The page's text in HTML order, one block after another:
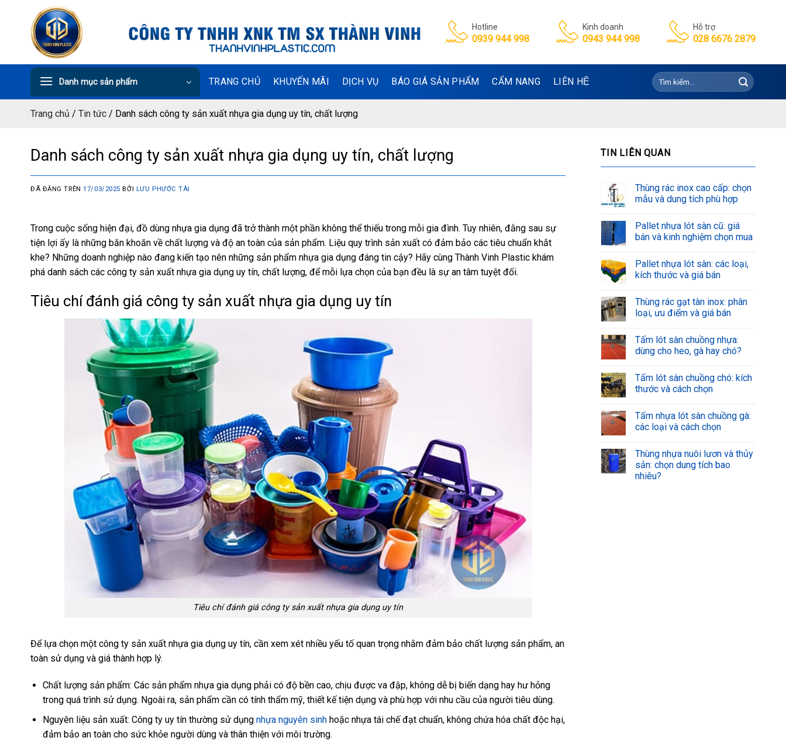
Hotline
0939 944 998
Kinh doanh
0943 944 998
Hỗ trợ
028 6676 2879
Danh mục sản phẩm TRANG CHỦ KHUYẾN MÃI DỊCH VỤ BÁO GIÁ SẢN PHẨM CẨM NANG LIÊN HỆ
Tìm
kiếm:
Trang chủ / Tin tức / Danh sách công ty sản xuất nhựa gia dụng uy tín, chất lượng
Danh sách công ty sản xuất nhựa gia dụng uy tín, chất lượng
ĐÃ ĐĂNG TRÊN17/03/2025 BỞI LƯU PHƯỚC TÀI
Trong cuộc sống hiện đại, đồ dùng nhựa gia dụng đã trở thành một phần không thể thiếu trong mỗi gia đình. Tuy nhiên, đằng sau sự
tiện lợi ấy là những băn khoăn về chất lượng và độ an toàn của sản phẩm. Liệu quy trình sản xuất có đảm bảo các tiêu chuẩn khắt
khe? Những doanh nghiệp nào đang kiến tạo nên những sản phẩm nhựa gia dụng đáng tin cậy? Hãy cùng Thành Vinh Plastic khám
phá danh sách các công ty sản xuất nhựa gia dụng uy tín, chất lượng, để mỗi lựa chọn của bạn đều là sự an tâm tuyệt đối.
Tiêu chí đánh giá công ty sản xuất nhựa gia dụng uy tín
Tiêu chí đánh giá công ty sản xuất nhựa gia dụng uy tín
Để lựa chọn một công ty sản xuất nhựa gia dụng uy tín, cần xem xét nhiều yếu tố quan trọng nhằm đảm bảo chất lượng sản phẩm, an
toàn sử dụng và giá thành hợp lý.
Chất lượng sản phẩm: Các sản phẩm nhựa gia dụng phải có độ bền cao, chịu được va đập, không dễ bị biến dạng hay hư hỏng
trong quá trình sử dụng. Ngoài ra, sản phẩm cần có tính thẩm mỹ, thiết kế tiện dụng và phù hợp với nhu cầu của người tiêu dùng.
Nguyên liệu sản xuất: Công ty uy tín thường sử dụng nhựa nguyên sinhhoặc nhựa tái chế đạt chuẩn, không chứa hóa chất độc hại,
đảm bảo an toàn cho sức khỏe người dùng và thân thiện với môi trường.
TIN LIÊN QUAN
Thùng rác inox cao cấp: chọn
mẫu và dung tích phù hợp
Pallet nhựa lót sàn cũ: giá
bán và kinh nghiệm chọn mua
Pallet nhựa lót sàn: các loại,
kích thước và giá bán
Thùng rác gạt tàn inox: phân
loại, ưu điểm và giá bán
Tấm lót sàn chuồng nhựa:
dùng cho heo, gà hay chó?
Tấm lót sàn chuồng chó: kích
thước và cách chọn
Tấm nhựa lót sàn chuồng gà:
các loại và cách chọn
Thùng nhựa nuôi lươn và thủy
sản: chọn dung tích bao
nhiêu?